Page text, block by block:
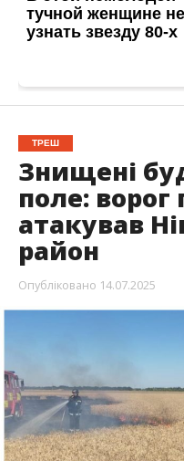
Опубліковано14.07.2025
Ворог продовжує
район дронами та
ударів поранена
зафіксували пожежі
Про це повідомив
Лисак, передає